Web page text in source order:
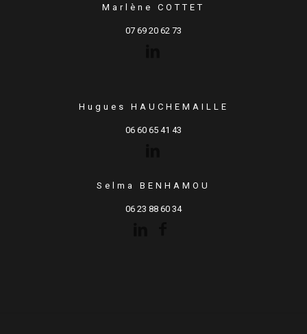
Marlène COTTET
07 69 20 62 73
Hugues HAUCHEMAILLE
06 60 65 41 43
Selma BENHAMOU
06 23 88 60 34